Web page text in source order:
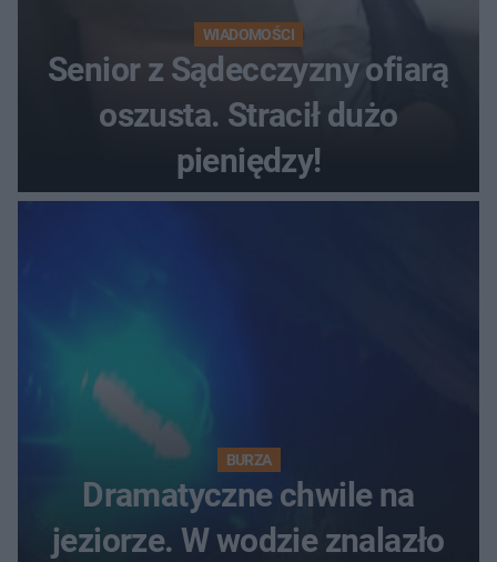
WIADOMOŚCI
Senior z Sądecczyzny ofiarą
oszusta. Stracił dużo
pieniędzy!
BURZA
Dramatyczne chwile na
jeziorze. W wodzie znalazło